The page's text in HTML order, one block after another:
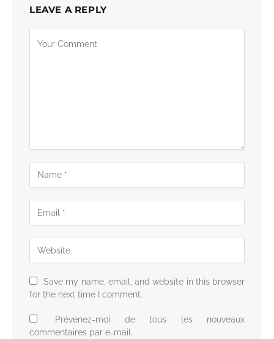
LEAVE A REPLY
Save my name, email, and website in this browser
for the next time I comment.
Prévenez-moi de tous les nouveaux
commentaires par e-mail.